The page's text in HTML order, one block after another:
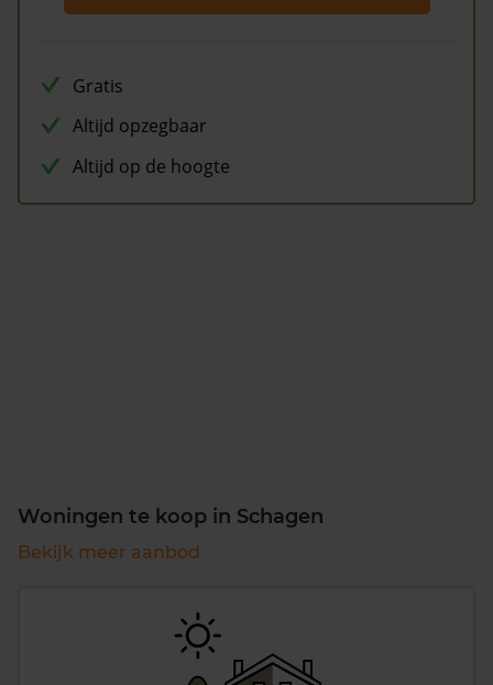
Gratis
Altijd opzegbaar
Altijd op de hoogte
Woningen te koop in Schagen
Bekijk meer aanbod